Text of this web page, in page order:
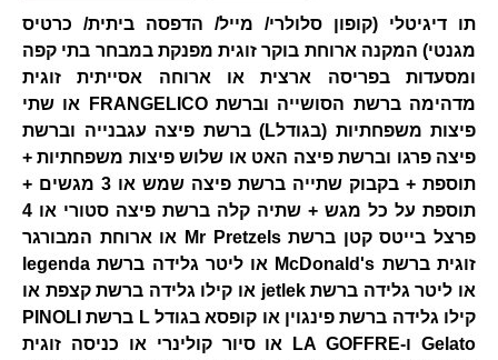
תו דיגיטלי (קופון סלולרי/ מייל/ הדפסה ביתית/ כרטיס
מגנטי) המקנה ארוחת בוקר זוגית מפנקת במבחר בתי קפה
ומסעדות בפריסה ארצית או ארוחה אסייתית זוגית
מדהימה ברשת הסושייה וברשת FRANGELICO או שתי
פיצות משפחתיות (בגודלL) ברשת פיצה עגבנייה וברשת
פיצה פרגו וברשת פיצה האט או שלוש פיצות משפחתיות +
תוספת + בקבוק שתייה ברשת פיצה שמש או 3 מגשים +
תוספת על כל מגש + שתיה קלה ברשת פיצה סטורי או 4
פרצל בייטס קטן ברשת Mr Pretzels או ארוחת המבורגר
זוגית ברשת McDonald's או ליטר גלידה ברשת legenda
או ליטר גלידה ברשת jetlek או קילו גלידה ברשת קצפת או
קילו גלידה ברשת פינגוין או קופסא בגודל L ברשת PINOLI
Gelato ו-LA GOFFRE או סיור קולינרי או כניסה זוגית